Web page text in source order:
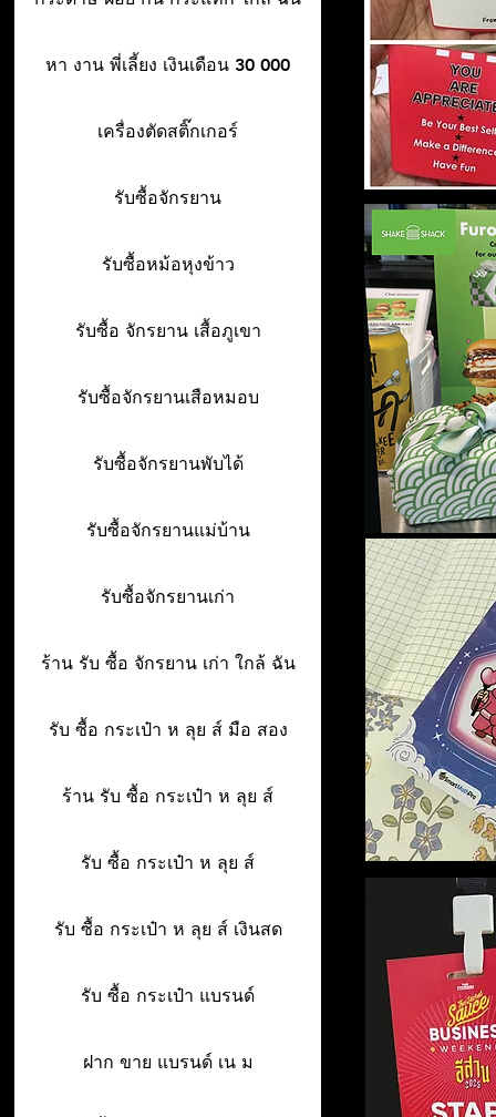
หา งาน พี่เลี้ยง เงินเดือน 30 000
เครื่องตัดสติ๊กเกอร์
รับซื้อจักรยาน
รับซื้อหม้อหุงข้าว
รับซื้อ จักรยาน เสื้อภูเขา
รับซื้อจักรยานเสือหมอบ
รับซื้อจักรยานพับได้
รับซื้อจักรยานแม่บ้าน
รับซื้อจักรยานเก่า
ร้าน รับ ซื้อ จักรยาน เก่า ใกล้ ฉัน
รับ ซื้อ กระเป๋า ห ลุย ส์ มือ สอง
ร้าน รับ ซื้อ กระเป๋า ห ลุย ส์
รับ ซื้อ กระเป๋า ห ลุย ส์
รับ ซื้อ กระเป๋า ห ลุย ส์ เงินสด
รับ ซื้อ กระเป๋า แบรนด์
ฝาก ขาย แบรนด์ เน ม